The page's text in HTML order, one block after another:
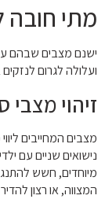
מתי חובה
ישנם מצבים שבהם
ועלולה לגרום
זיהוי מצבי
מצבים המחייבים
נישואים שניים עם
מיוחדים, חשש
המצווה, או רצון